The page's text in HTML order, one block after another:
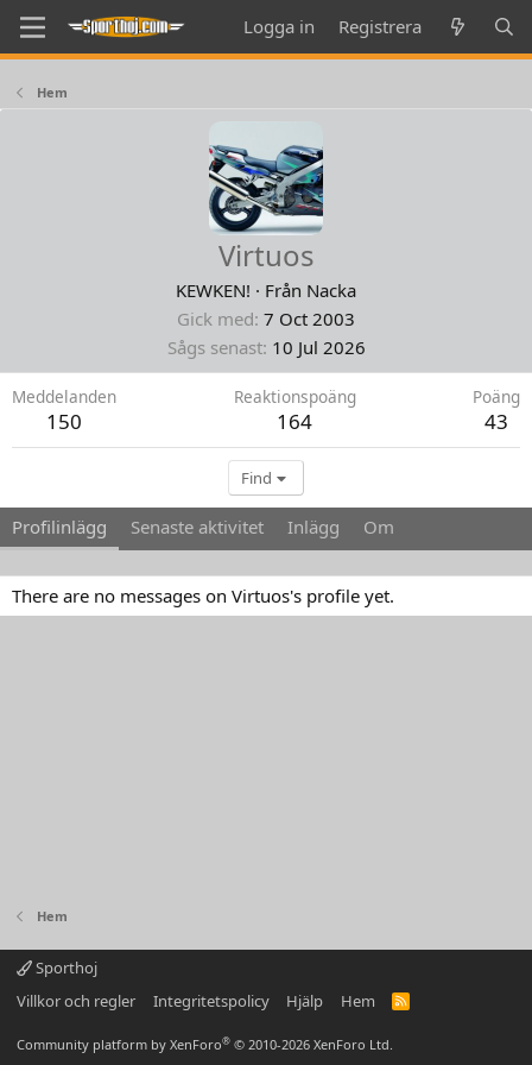
Logga in Registrera
Hem
Virtuos
KEWKEN! · Från Nacka
Gick med 7 Oct 2003
Sågs senast 10 Jul 2026
Meddelanden
150
Reaktionspoäng
164
Poäng
43
Find
Profilinlägg Senaste aktivitet Inlägg Om
There are no messages on Virtuos's profile yet.
Hem
Sporthoj
Villkor och regler
Integritetspolicy Hjälp Hem
R
Community platform by XenForo® © 2010-2026 XenForo Ltd.